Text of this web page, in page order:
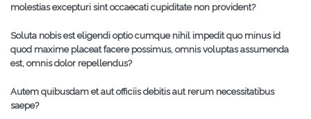
molestias excepturi sint occaecati cupiditate non provident?
Soluta nobis est eligendi optio cumque nihil impedit quo minus id
quod maxime placeat facere possimus, omnis voluptas assumenda
est, omnis dolor repellendus?
Autem quibusdam et aut officiis debitis aut rerum necessitatibus
saepe?